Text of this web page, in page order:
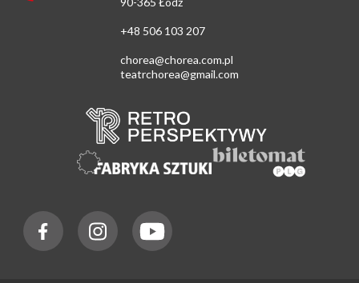
+48 506 103 207
chorea@chorea.com.pl
teatrchorea@gmail.com